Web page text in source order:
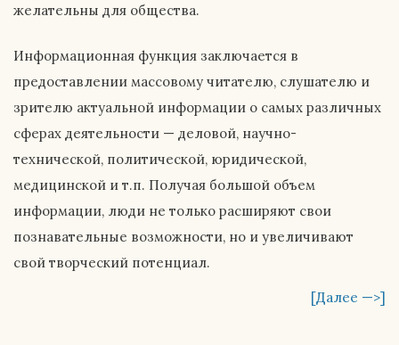
желательны для общества.
Информационная функция заключается в
предоставлении массовому читателю, слушателю и
зрителю актуальной информации о самых различных
сферах деятельности — деловой, научно-
технической, политической, юридической,
медицинской и т.п. Получая большой объем
информации, люди не только расширяют свои
познавательные возможности, но и увеличивают
свой творческий потенциал.
[Далее —>]